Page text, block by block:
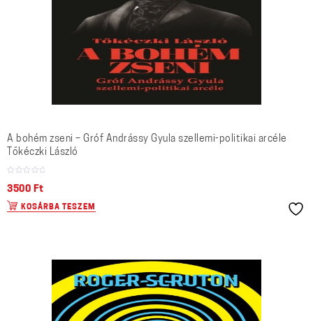
A bohém zseni – Gróf Andrássy Gyula szellemi-politikai arcéle
Tőkéczki László
3500 Ft
KOSÁRBA TESZEM